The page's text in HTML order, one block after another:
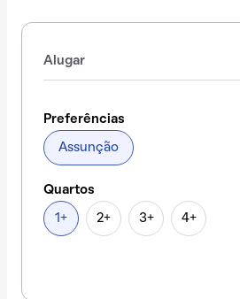
Alugar
Preferências
Assunção
Quartos
1+ 2+ 3+ 4+